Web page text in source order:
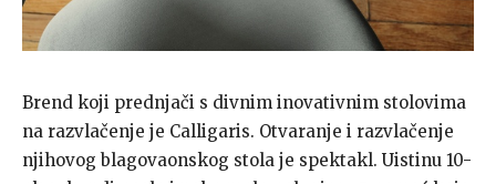
Brend koji prednjači s divnim inovativnim stolovima
na razvlačenje je Calligaris. Otvaranje i razvlačenje
njihovog blagovaonskog stola je spektakl. Uistinu 10-